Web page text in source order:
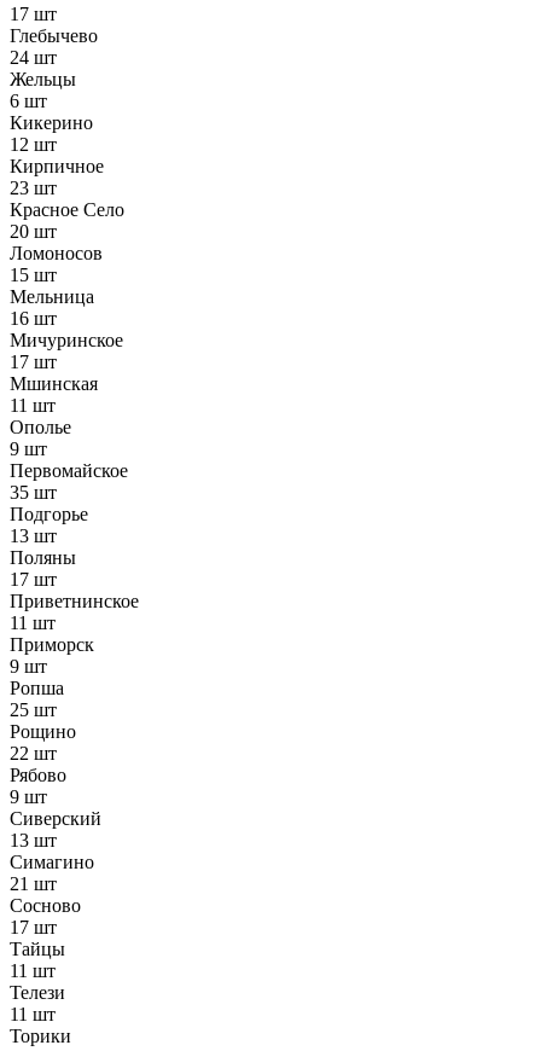
17 шт
Глебычево
24 шт
Жельцы
6 шт
Кикерино
12 шт
Кирпичное
23 шт
Красное Село
20 шт
Ломоносов
15 шт
Мельница
16 шт
Мичуринское
17 шт
Мшинская
11 шт
Ополье
9 шт
Первомайское
35 шт
Подгорье
13 шт
Поляны
17 шт
Приветнинское
11 шт
Приморск
9 шт
Ропша
25 шт
Рощино
22 шт
Рябово
9 шт
Сиверский
13 шт
Симагино
21 шт
Сосново
17 шт
Тайцы
11 шт
Телези
11 шт
Торики